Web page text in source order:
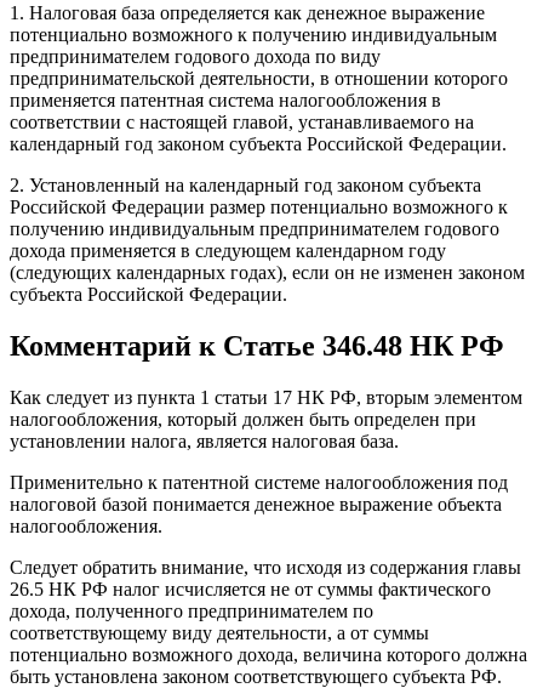
1. Налоговая база определяется как денежное выражение
потенциально возможного к получению индивидуальным
предпринимателем годового дохода по виду
предпринимательской деятельности, в отношении которого
применяется патентная система налогообложения в
соответствии с настоящей главой, устанавливаемого на
календарный год законом субъекта Российской Федерации.
2. Установленный на календарный год законом субъекта
Российской Федерации размер потенциально возможного к
получению индивидуальным предпринимателем годового
дохода применяется в следующем календарном году
(следующих календарных годах), если он не изменен законом
субъекта Российской Федерации.
Комментарий к Статье 346.48 НК РФ
Как следует из пункта 1 статьи 17 НК РФ, вторым элементом
налогообложения, который должен быть определен при
установлении налога, является налоговая база.
Применительно к патентной системе налогообложения под
налоговой базой понимается денежное выражение объекта
налогообложения.
Следует обратить внимание, что исходя из содержания главы
26.5 НК РФ налог исчисляется не от суммы фактического
дохода, полученного предпринимателем по
соответствующему виду деятельности, а от суммы
потенциально возможного дохода, величина которого должна
быть установлена законом соответствующего субъекта РФ.